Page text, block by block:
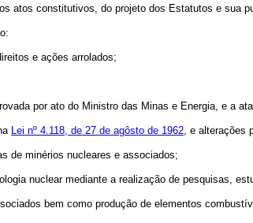
constitutivos, do projeto dos Estatutos e sua
e ações arrolados;
por ato do Ministro das Minas e Energia, e a
Lei nº 4.118, de 27 de agôsto de 1962, e alterações
de minérios nucleares e associados;
nuclear mediante a realização de pesquisas,
bem como produção de elementos